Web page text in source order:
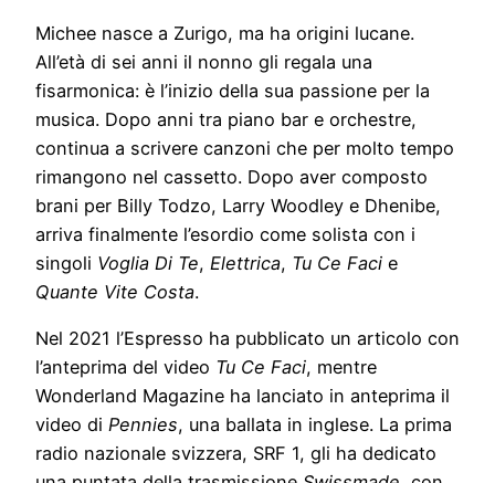
Michee nasce a Zurigo, ma ha origini lucane.
All’età di sei anni il nonno gli regala una
fisarmonica: è l’inizio della sua passione per la
musica. Dopo anni tra piano bar e orchestre,
continua a scrivere canzoni che per molto tempo
rimangono nel cassetto. Dopo aver composto
brani per Billy Todzo, Larry Woodley e Dhenibe,
arriva finalmente l’esordio come solista con i
singoli Voglia Di Te, Elettrica, Tu Ce Faci e
Quante Vite Costa.
Nel 2021 l’Espresso ha pubblicato un articolo con
l’anteprima del video Tu Ce Faci, mentre
Wonderland Magazine ha lanciato in anteprima il
video di Pennies, una ballata in inglese. La prima
radio nazionale svizzera, SRF 1, gli ha dedicato